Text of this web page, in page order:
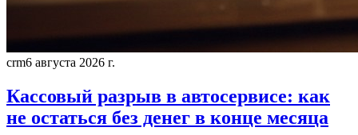
crm6 августа 2026 г.
Кассовый разрыв в автосервисе: как
не остаться без денег в конце месяца